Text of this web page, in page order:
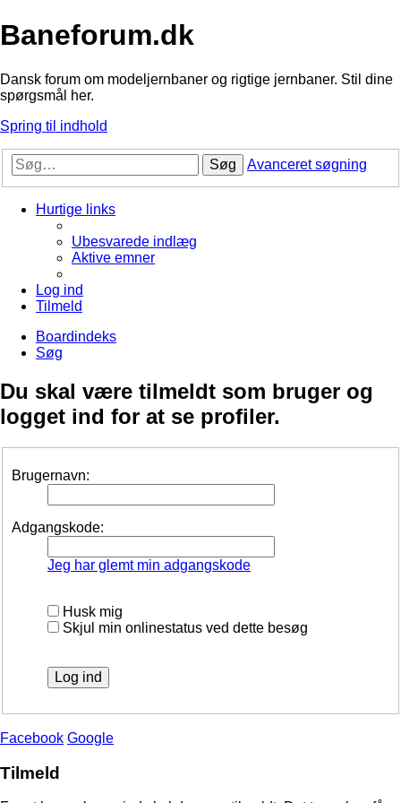
Baneforum.dk
Dansk forum om modeljernbaner og rigtige jernbaner. Stil dine
spørgsmål her.
Spring til indhold
Søg Avanceret søgning
Hurtige links
Ubesvarede indlæg
Aktive emner
Log ind
Tilmeld
Boardindeks
Søg
Du skal være tilmeldt som bruger og
logget ind for at se profiler.
Brugernavn:
Adgangskode:
Jeg har glemt min adgangskode
Husk mig
Skjul min onlinestatus ved dette besøg
Facebook Google
Tilmeld